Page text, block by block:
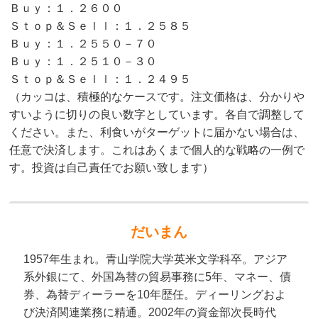
Ｂｕｙ：１．２６００
Ｓｔｏｐ＆Ｓｅｌｌ：１．２５８５
Ｂｕｙ：１．２５５０－７０
Ｂｕｙ：１．２５１０－３０
Ｓｔｏｐ＆Ｓｅｌｌ：１．２４９５
（カッコは、積極的なケースです。注文価格は、分かりや
すいように切りの良い数字としています。各自で調整して
ください。また、利食いがターゲットに届かない場合は、
任意で決済します。これはあくまで個人的な戦略の一例で
す。投資は自己責任でお願い致します）
だいまん
1957年生まれ。青山学院大学英米文学科卒。アジア
系外銀にて、外国為替の貿易事務に5年、マネー、債
券、為替ディーラーを10年歴任。ディーリングおよ
び決済関連業務に精通。2002年の資金部次長時代